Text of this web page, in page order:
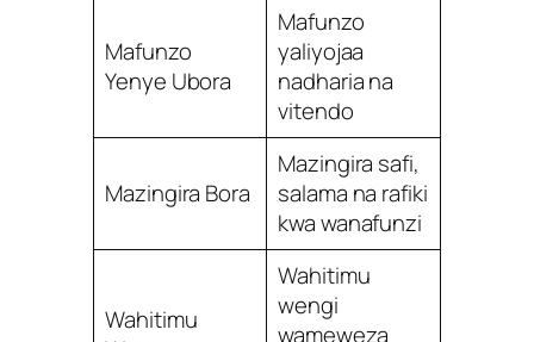
Mafunzo
Yenye Ubora
Mafunzo
yaliyojaa
nadharia na
vitendo
Mazingira Bora
Mazingira safi,
salama na rafiki
kwa wanafunzi
Wahitimu
Wahitimu
wengi
wameweza